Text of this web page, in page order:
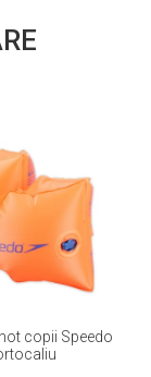
copii Speedo